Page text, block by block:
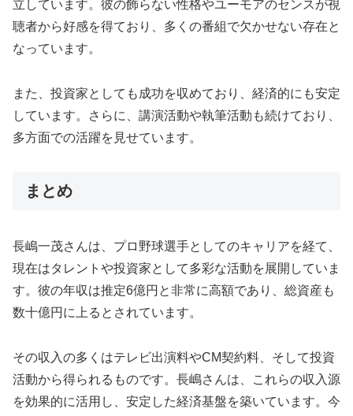
立しています。彼の飾らない性格やユーモアのセンスが視
聴者から好感を得ており、多くの番組で欠かせない存在と
なっています。
また、投資家としても成功を収めており、経済的にも安定
しています。さらに、講演活動や執筆活動も続けており、
多方面での活躍を見せています。
まとめ
長嶋一茂さんは、プロ野球選手としてのキャリアを経て、
現在はタレントや投資家として多彩な活動を展開していま
す。彼の年収は推定6億円と非常に高額であり、総資産も
数十億円に上るとされています。
その収入の多くはテレビ出演料やCM契約料、そして投資
活動から得られるものです。長嶋さんは、これらの収入源
を効果的に活用し、安定した経済基盤を築いています。今